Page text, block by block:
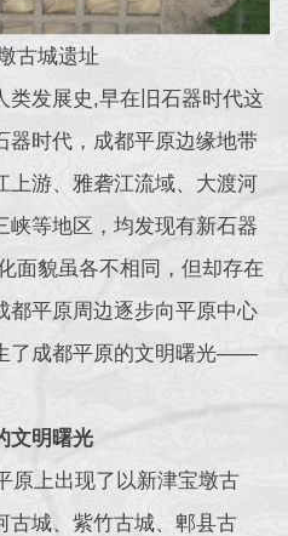
古城遗址
类发展史,早在旧石器时代这
器时代，成都平原边缘地带
上游、雅砻江流域、大渡河
峡等地区，均发现有新石器
面貌虽各不相同，但却存在
都平原周边逐步向平原中心
了成都平原的文明曙光——
文明曙光
原上出现了以新津宝墩古
古城、紫竹古城、郫县古